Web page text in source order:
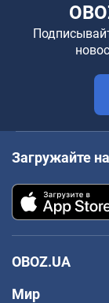
Загружайте
OBOZ.UA
Мир